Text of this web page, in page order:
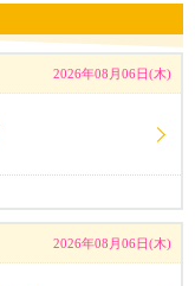
2026年08月06日(木)
2026年08月06日(木)